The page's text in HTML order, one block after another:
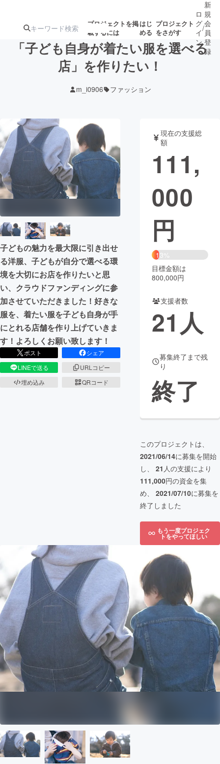
プロジェクトを掲
載するには
はじ
める
プロジェクト
をさがす
ジェクト
ロジェクト
アート・写真 音楽
テクノロジー・ガジェット ゲーム・サ
映像・映画
ビジネス・起業
まちづくり・地域活性化
CAMPFIRE for Social Good
CAMPFIRE Creation
CAMPFIREふるさと納税machi-ya コミュニティ
ロ
グ
イ
ン
/
新
規
会
員
登
録
「子ども自身が着たい服を選べる
店」を作りたい！
m_i0906 ファッション
子どもの魅力を最大限に引き出せ
る洋服、子どもが自分で選べる環
境を大切にお店を作りたいと思
い、クラウドファンディングに参
加させていただきました！好きな
服を、着たい服を子ども自身が手
にとれる店舗を作り上げていきま
す！よろしくお願い致します！
ポスト
シェア
LINEで送る
URLコピー
埋め込み
QRコード
現在の支援総
額
111,
000
円
13%
目標金額は
800,000円
支援者数
21 人
募集終了まで残
り
終了
このプロジェクトは、
2021/06/14に募集を開始
し、 21 人の支援により
111,000円の資金を集
め、 2021/07/10に募集を
終了しました
もう一度プロジェク
トをやってほしい